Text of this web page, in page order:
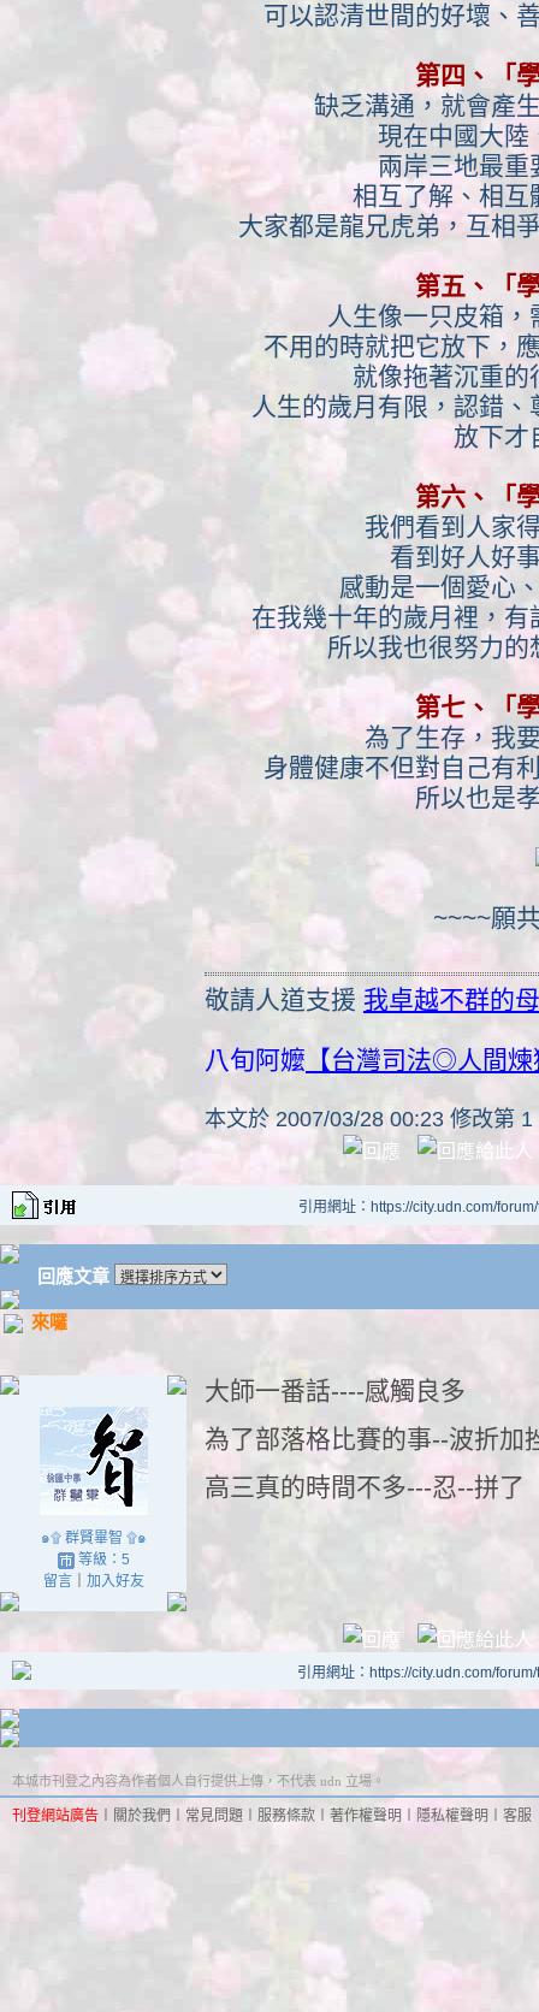
可以認清世間的好壞、
第四、「
缺乏溝通，就會產
現在中國大陸
兩岸三地最重
相互了解、相互
大家都是龍兄虎弟，互相
第五、「
人生像一只皮箱
不用的時就把它放下，
就像拖著沉重的
人生的歲月有限，認錯
放下才
第六、「
我們看到人家
看到好人好
感動是一個愛心
在我幾十年的歲月裡，
所以我也很努力
第七、「
為了生存，我
身體健康不但對自己有
所以也是
~~~~願
敬請人道支援 我卓越不群的
八旬阿嬤 【台灣司法◎人間
本文於 2007/03/28 00:23 修改第 1
引用網址：https://city.udn.com/
回應文章
來囉
๑۩ 群賢畢智 ۩๑
等級：5
留言｜ 加入好友
大師一番話----感觸良多
為了部落格比賽的事--波折加
高三真的時間不多---忍--拼了
引用網址：https://city.udn.com/
本城市刊登之內容為作者個人自行提供上傳，不代表 udn 立場。
刊登網站廣告 關於我們 常見問題 服務條款 著作權聲明 隱私權聲明 客服